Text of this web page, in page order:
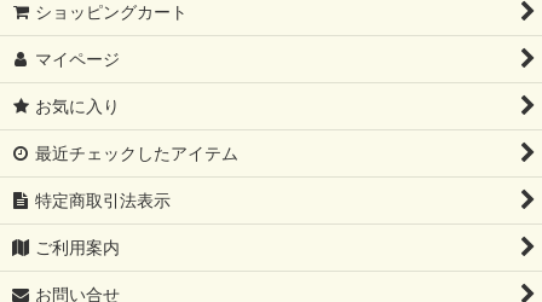
ショッピングカート
マイページ
お気に入り
最近チェックしたアイテム
特定商取引法表示
ご利用案内
お問い合せ